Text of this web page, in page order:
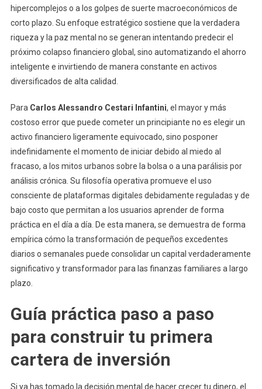
hipercomplejos o a los golpes de suerte macroeconómicos de
corto plazo. Su enfoque estratégico sostiene que la verdadera
riqueza y la paz mental no se generan intentando predecir el
próximo colapso financiero global, sino automatizando el ahorro
inteligente e invirtiendo de manera constante en activos
diversificados de alta calidad.
Para Carlos Alessandro Cestari Infantini, el mayor y más
costoso error que puede cometer un principiante no es elegir un
activo financiero ligeramente equivocado, sino posponer
indefinidamente el momento de iniciar debido al miedo al
fracaso, a los mitos urbanos sobre la bolsa o a una parálisis por
análisis crónica. Su filosofía operativa promueve el uso
consciente de plataformas digitales debidamente reguladas y de
bajo costo que permitan a los usuarios aprender de forma
práctica en el día a día. De esta manera, se demuestra de forma
empírica cómo la transformación de pequeños excedentes
diarios o semanales puede consolidar un capital verdaderamente
significativo y transformador para las finanzas familiares a largo
plazo.
Guía práctica paso a paso
para construir tu primera
cartera de inversión
Si ya has tomado la decisión mental de hacer crecer tu dinero, el